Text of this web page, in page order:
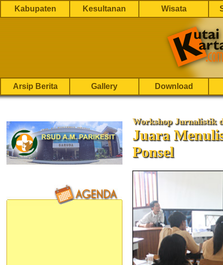
Kabupaten Kesultanan Wisata
Arsip Berita Gallery Download
Workshop Jurnalistik
Juara
Ponsel